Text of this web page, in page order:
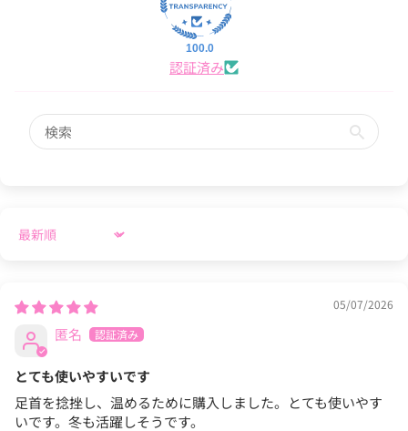
100.0
認証済み
Sort by
05/07/2026
匿名
とても使いやすいです
足首を捻挫し、温めるために購入しました。とても使いやす
いです。冬も活躍しそうです。